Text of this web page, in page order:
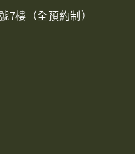
7樓（全預約制）